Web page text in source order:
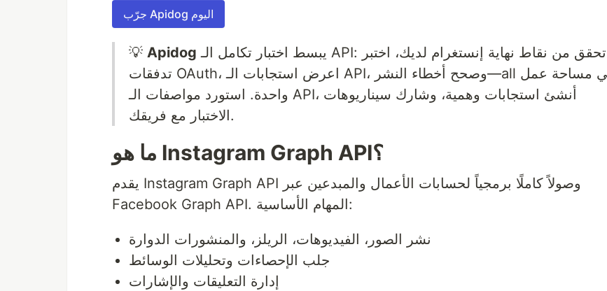
جرّب Apidog اليوم
💡 Apidog يبسط اختبار تكامل الـ API: تحقق من نقاط نهاية إنستغرام لديك، اختبر
تدفقات OAuth، اعرض استجابات الـ API، وصحح أخطاء النشر—all في مساحة عمل
واحدة. استورد مواصفات الـ API، أنشئ استجابات وهمية، وشارك سيناريوهات
الاختبار مع فريقك.
ما هو Instagram Graph API؟
يقدم Instagram Graph API وصولاً كاملًا برمجياً لحسابات الأعمال والمبدعين عبر
Facebook Graph API. المهام الأساسية:
نشر الصور، الفيديوهات، الريلز، والمنشورات الدوارة
جلب الإحصاءات وتحليلات الوسائط
إدارة التعليقات والإشارات